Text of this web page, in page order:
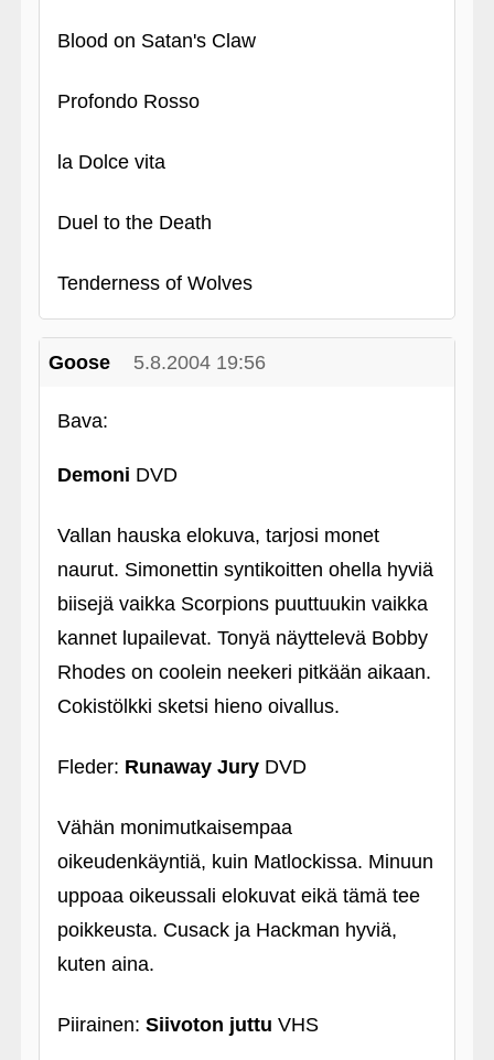
Blood on Satan's Claw
Profondo Rosso
la Dolce vita
Duel to the Death
Tenderness of Wolves
Goose 5.8.2004 19:56
Bava:
Demoni DVD
Vallan hauska elokuva, tarjosi monet
naurut. Simonettin syntikoitten ohella hyviä
biisejä vaikka Scorpions puuttuukin vaikka
kannet lupailevat. Tonyä näyttelevä Bobby
Rhodes on coolein neekeri pitkään aikaan.
Cokistölkki sketsi hieno oivallus.
Fleder: Runaway JuryDVD
Vähän monimutkaisempaa
oikeudenkäyntiä, kuin Matlockissa. Minuun
uppoaa oikeussali elokuvat eikä tämä tee
poikkeusta. Cusack ja Hackman hyviä,
kuten aina.
Piirainen: Siivoton juttu VHS